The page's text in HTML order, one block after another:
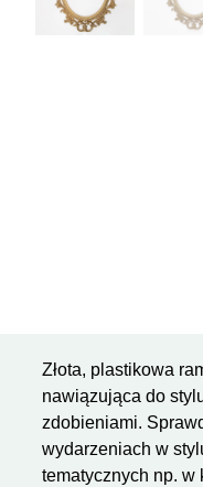
Złota, plastikowa
nawiązująca do
zdobieniami.
wydarzeniach w
tematycznych np. w